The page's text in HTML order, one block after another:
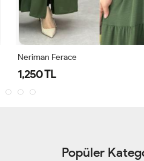
Neriman Ferace
1,250 TL
Popüler